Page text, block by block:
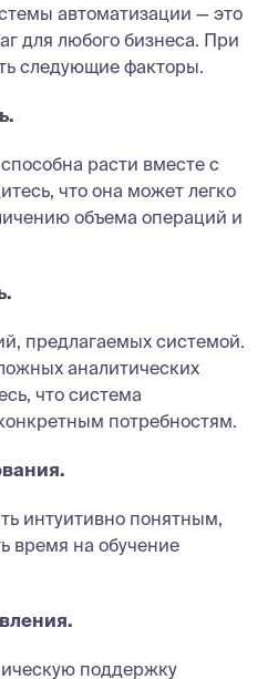
автоматизации — это
для любого бизнеса. При
следующие факторы.
расти вместе с
что она может легко
объема операций и
предлагаемых системой.
аналитических
что система
потребностям.
интуитивно понятным,
время на обучение
поддержку